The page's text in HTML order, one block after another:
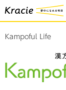
Kampoful Life